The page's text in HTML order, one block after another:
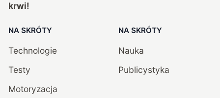
krwi!
NA SKRÓTY
Technologie
Testy
Motoryzacja
NA SKRÓTY
Nauka
Publicystyka